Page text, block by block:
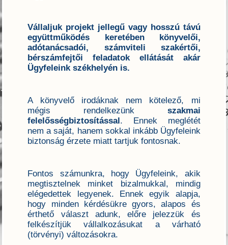
Vállaljuk projekt jellegű vagy hosszú távú
együttműködés keretében könyvelői,
adótanácsadói, számviteli szakértői,
bérszámfejtői feladatok ellátását akár
Ügyfeleink székhelyén is.
A könyvelő irodáknak nem kötelező, mi
mégis rendelkezünk szakmai
felelősségbiztosítással. Ennek meglétét
nem a saját, hanem sokkal inkább Ügyfeleink
biztonság érzete miatt tartjuk fontosnak.
Fontos számunkra, hogy Ügyfeleink, akik
megtisztelnek minket bizalmukkal, mindig
elégedettek legyenek. Ennek egyik alapja,
hogy minden kérdésükre gyors, alapos és
érthető választ adunk, előre jelezzük és
felkészítjük vállalkozásukat a várható
(törvényi) változásokra.